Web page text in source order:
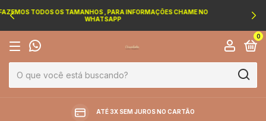
FRETE GRÁTIS A PARTIR 699.00 PARA QUALQUER REGIÃO.
0
ATÉ 3X SEM JUROS NO CARTÃO